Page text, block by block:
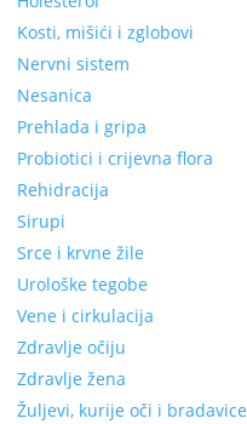
Kosti, mišići i zglobovi
Nervni sistem
Nesanica
Prehlada i gripa
Probiotici i crijevna flora
Rehidracija
Sirupi
Srce i krvne žile
Urološke tegobe
Vene i cirkulacija
Zdravlje očiju
Zdravlje žena
Žuljevi, kurije oči i bradavice